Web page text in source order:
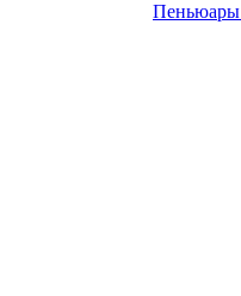
Пеньюары